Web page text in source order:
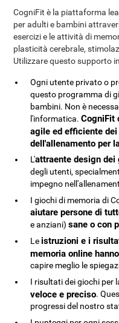
CogniFit è la piattaforma
per adulti e bambini
esercizi e le attività di
plasticità cerebrale,
Utilizzare questo supporto
Ogni utente privato o
questo programma di
bambini. Non è
l'informatica.CogniFit
agile ed efficiente
dell'allenamento per
L'attraente design
degli utenti,
impegno
I giochi di memoria di
aiutare persone di
e anziani)sane o con
Leistruzioni e i
memoria online
capire meglio le
I risultati dei giochi per
veloce e preciso.
progressi del nostro